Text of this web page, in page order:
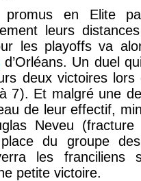
promus en Elite
leurs
les playoffs va
d’Orléans. Un duel
deux victoires lors
7). Et malgré une
de leur effectif,
Neveu
du groupe
les franciliens
petite victoire.